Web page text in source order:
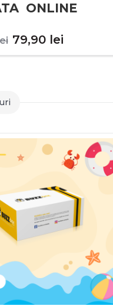
ONLINE
Prețul
inițial
79,90 leiPrețul
curent